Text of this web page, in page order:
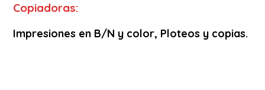
Copiadoras:
Impresiones en B/N y color, Ploteos y copias.